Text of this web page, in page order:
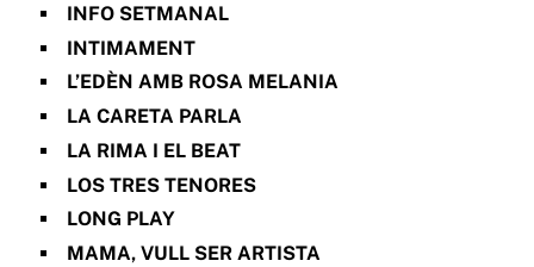
INFO SETMANAL
INTIMAMENT
L’EDÈN AMB ROSA MELANIA
LA CARETA PARLA
LA RIMA I EL BEAT
LOS TRES TENORES
LONG PLAY
MAMA, VULL SER ARTISTA